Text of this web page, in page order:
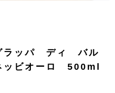
ラッパ ディ バル
ッビオーロ 500ml